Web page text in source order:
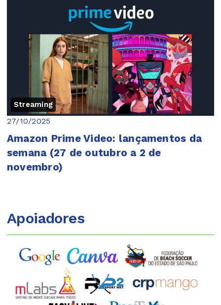
Streaming
27/10/2025
Amazon Prime Video: lançamentos da
semana (27 de outubro a 2 de
novembro)
Apoiadores